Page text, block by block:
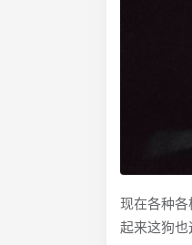
现在各种
起来这狗也